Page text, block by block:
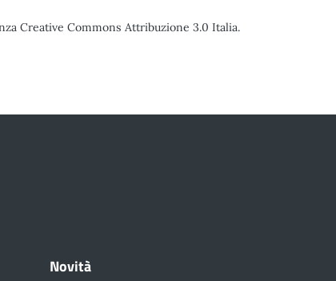
Creative Commons Attribuzione 3.0 Italia.
Novità